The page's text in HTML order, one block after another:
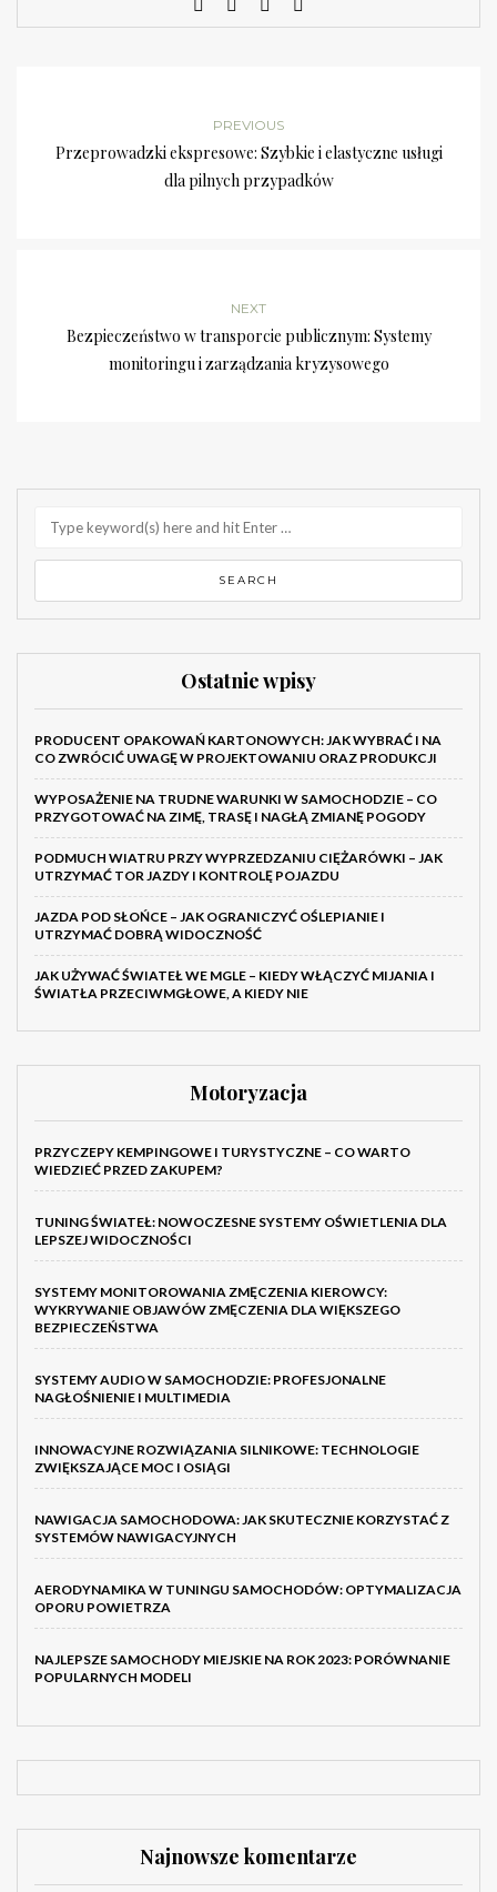
PREVIOUS
Przeprowadzki ekspresowe: Szybkie i elastyczne usługi
dla pilnych przypadków
NEXT
Bezpieczeństwo w transporcie publicznym: Systemy
monitoringu i zarządzania kryzysowego
Ostatnie wpisy
PRODUCENT OPAKOWAŃ KARTONOWYCH: JAK WYBRAĆ I NA
CO ZWRÓCIĆ UWAGĘ W PROJEKTOWANIU ORAZ PRODUKCJI
WYPOSAŻENIE NA TRUDNE WARUNKI W SAMOCHODZIE – CO
PRZYGOTOWAĆ NA ZIMĘ, TRASĘ I NAGŁĄ ZMIANĘ POGODY
PODMUCH WIATRU PRZY WYPRZEDZANIU CIĘŻARÓWKI – JAK
UTRZYMAĆ TOR JAZDY I KONTROLĘ POJAZDU
JAZDA POD SŁOŃCE – JAK OGRANICZYĆ OŚLEPIANIE I
UTRZYMAĆ DOBRĄ WIDOCZNOŚĆ
JAK UŻYWAĆ ŚWIATEŁ WE MGLE – KIEDY WŁĄCZYĆ MIJANIA I
ŚWIATŁA PRZECIWMGŁOWE, A KIEDY NIE
Motoryzacja
PRZYCZEPY KEMPINGOWE I TURYSTYCZNE – CO WARTO
WIEDZIEĆ PRZED ZAKUPEM?
TUNING ŚWIATEŁ: NOWOCZESNE SYSTEMY OŚWIETLENIA DLA
LEPSZEJ WIDOCZNOŚCI
SYSTEMY MONITOROWANIA ZMĘCZENIA KIEROWCY:
WYKRYWANIE OBJAWÓW ZMĘCZENIA DLA WIĘKSZEGO
BEZPIECZEŃSTWA
SYSTEMY AUDIO W SAMOCHODZIE: PROFESJONALNE
NAGŁOŚNIENIE I MULTIMEDIA
INNOWACYJNE ROZWIĄZANIA SILNIKOWE: TECHNOLOGIE
ZWIĘKSZAJĄCE MOC I OSIĄGI
NAWIGACJA SAMOCHODOWA: JAK SKUTECZNIE KORZYSTAĆ Z
SYSTEMÓW NAWIGACYJNYCH
AERODYNAMIKA W TUNINGU SAMOCHODÓW: OPTYMALIZACJA
OPORU POWIETRZA
NAJLEPSZE SAMOCHODY MIEJSKIE NA ROK 2023: PORÓWNANIE
POPULARNYCH MODELI
Najnowsze komentarze